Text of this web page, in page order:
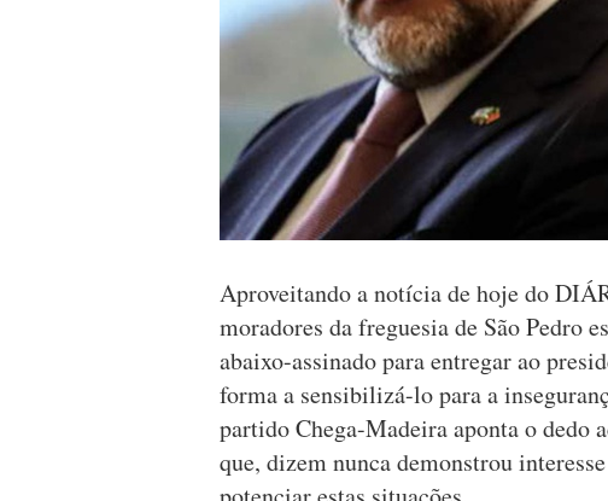
Aproveitando a notícia de hoje do
moradores da freguesia de São Pedro
abaixo-assinado para entregar ao
forma a sensibilizá-lo para a
partido Chega-Madeira aponta o dedo
que, dizem nunca demonstrou